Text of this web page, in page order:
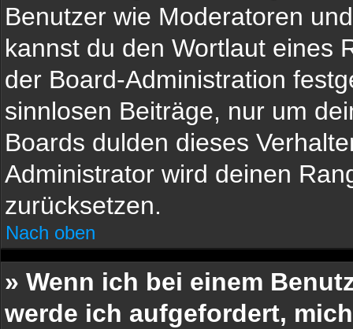
Benutzer wie Moderatoren
kannst du den Wortlaut eines
der Board-Administration
sinnlosen Beiträge, nur um
Boards dulden dieses
Administrator wird deinen
zurücksetzen.
Nach oben
» Wenn ich bei einem
werde ich aufgefordert,